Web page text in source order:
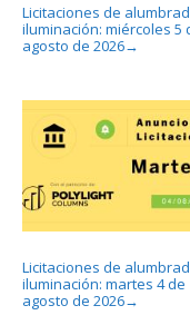
Licitaciones de
iluminación: miércoles 5
agosto de 2026→
Licitaciones de
iluminación: martes 4 de
agosto de 2026→